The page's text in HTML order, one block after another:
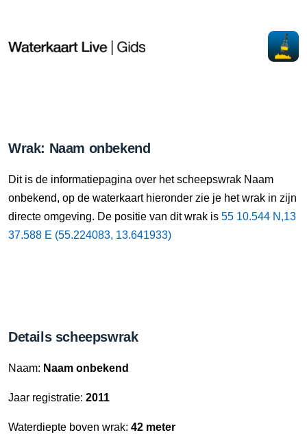
Wrak: Naam onbekend
Dit is de informatiepagina over het scheepswrak Naam
onbekend, op de waterkaart hieronder zie je het wrak in zijn
directe omgeving. De positie van dit wrak is 55 10.544 N,13
37.588 E (55.224083, 13.641933)
Details scheepswrak
Naam: Naam onbekend
Jaar registratie: 2011
Waterdiepte boven wrak: 42 meter